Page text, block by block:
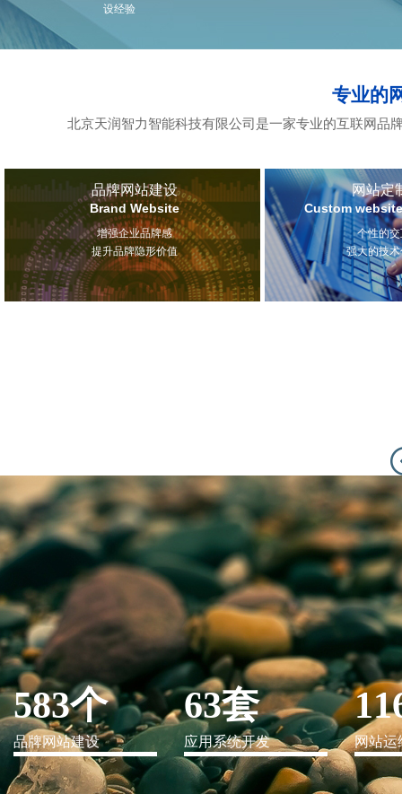
设经验
专业的
北京天润智力智能科技有限公司是一家专业的互联网品
品牌网站建设
Brand Website
增强企业品牌感
提升品牌隐形价值
网站定
Custom
个性的
强大的技
IT行业解决方案
583个
品牌网站建设
63套
应用系统开发 网站运